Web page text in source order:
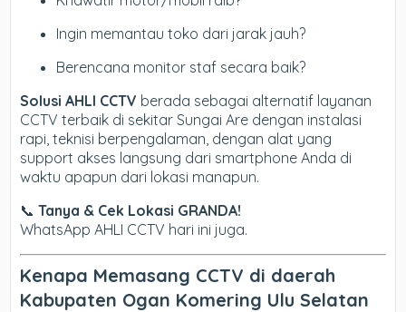
Ingin memantau toko dari jarak jauh?
Berencana monitor staf secara baik?
Solusi AHLI CCTV berada sebagai alternatif layanan
CCTV terbaik di sekitar Sungai Are dengan instalasi
rapi, teknisi berpengalaman, dengan alat yang
support akses langsung dari smartphone Anda di
waktu apapun dari lokasi manapun.
📞Tanya & Cek Lokasi GRANDA!
WhatsApp AHLI CCTV hari ini juga.
Kenapa Memasang CCTV di daerah
Kabupaten Ogan Komering Ulu Selatan